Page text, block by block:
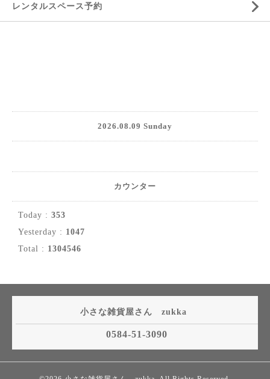
レンタルスペース予約
2026.08.09 Sunday
カウンター
Today : 353
Yesterday : 1047
Total : 1304546
小さな雑貨屋さん zukka
0584-51-3090